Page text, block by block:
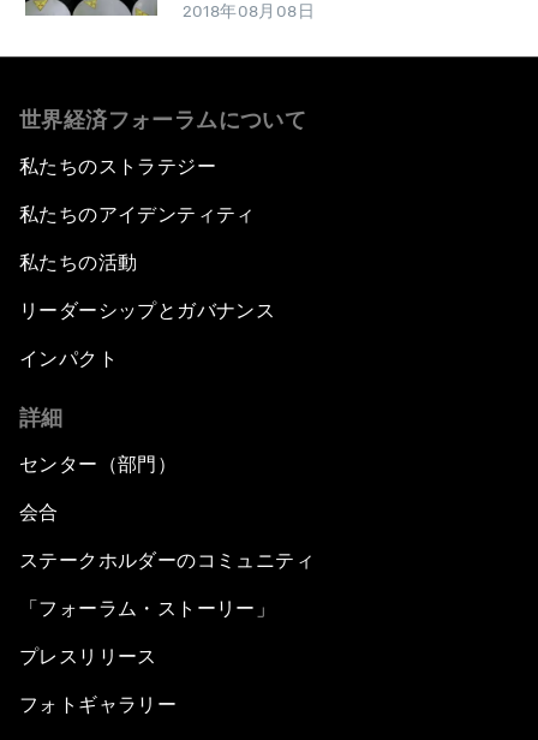
2018年08月08日
世界経済フォーラムについて
私たちのストラテジー
私たちのアイデンティティ
私たちの活動
リーダーシップとガバナンス
インパクト
詳細
センター（部門）
会合
ステークホルダーのコミュニティ
「フォーラム・ストーリー」
プレスリリース
フォトギャラリー